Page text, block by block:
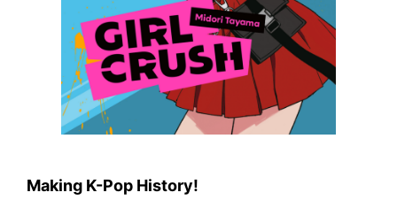
Making K-Pop History!